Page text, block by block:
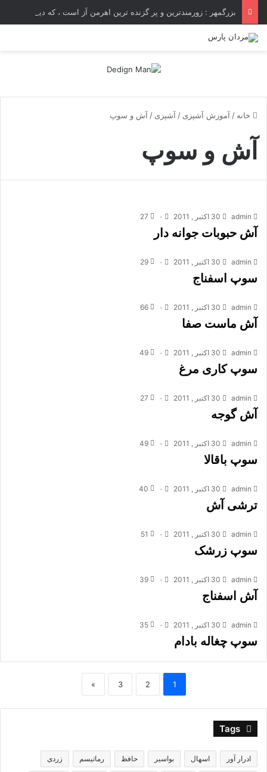
خانه / آموزش آشپزی / آشپزی / آش و سوپ
آش و سوپ
admin 30 اکتبر , 2011 ۰ 27
آش حبوبات جوانه دار
admin 30 اکتبر , 2011 ۰ 29
سوپ اسفناج
admin 30 اکتبر , 2011 ۰ 66
آش ماست صفا
admin 30 اکتبر , 2011 ۰ 49
سوپ کاری مرغ
admin 30 اکتبر , 2011 ۰ 27
آش گوجه
admin 30 اکتبر , 2011 ۰ 49
سوپ باقالا
admin 30 اکتبر , 2011 ۰ 40
ترشی آش
admin 30 اکتبر , 2011 ۰ 51
سوپ زرشک
admin 30 اکتبر , 2011 ۰ 39
آش اسفناج
admin 30 اکتبر , 2011 ۰ 35
سوپ چغاله بادام
1
2
3
»
Tags
ادرار آور اسهال بواسیر حافظ رماتیسم زردی